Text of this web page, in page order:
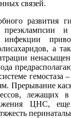
связей.
развития
и
инфекции
а
гемостаза
Прерывание
лежащих в
ЦНС,